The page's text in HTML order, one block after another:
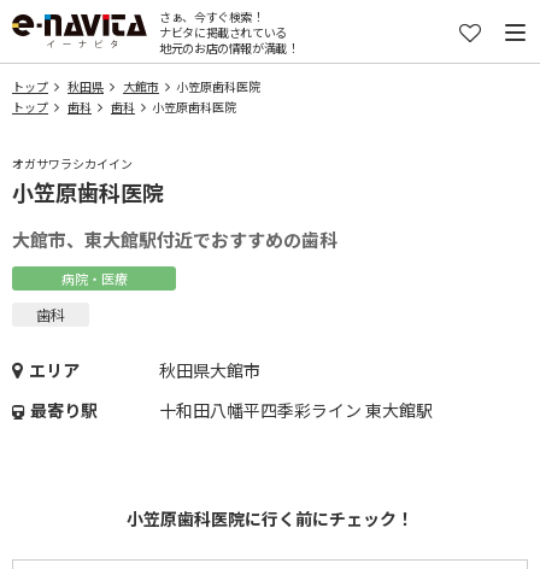
さぁ、今すぐ検索！
ナビタに掲載されている
地元のお店の情報が満載！
トップ 秋田県 大館市
小笠原歯科医院
トップ
歯科 歯科 小笠原歯科医院
オガサワラシカイイン
小笠原歯科医院
大館市、東大館駅付近でおすすめの歯科
病院・医療
歯科
エリア
秋田県大館市
最寄り駅
十和田八幡平四季彩ライン 東大館駅
小笠原歯科医院に行く前にチェック！